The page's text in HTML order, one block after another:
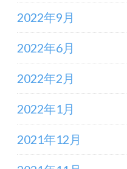
2022年9月
2022年6月
2022年2月
2022年1月
2021年12月